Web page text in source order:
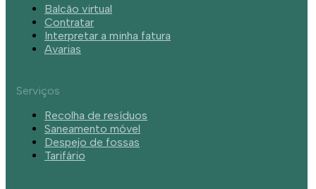
Balcão virtual
Contratar
Interpretar a minha fatura
Avarias
Serviços
Recolha de resíduos
Saneamento móvel
Despejo de fossas
Tarifário